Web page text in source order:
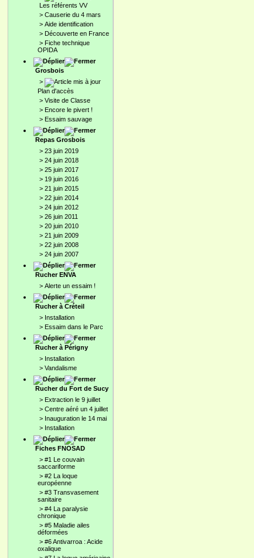
Les référents VV
> Causerie du 4 mars
> Aide identification
> Découverte en France
> Fiche technique
OPIDA
Grosbois
>
Plan d'accès
> Visite de Classe
> Encore le pivert !
> Essaim sauvage
Repas Grosbois
> 23 juin 2019
> 24 juin 2018
> 25 juin 2017
> 19 juin 2016
> 21 juin 2015
> 22 juin 2014
> 24 juin 2012
> 26 juin 2011
> 20 juin 2010
> 21 juin 2009
> 22 juin 2008
> 24 juin 2007
Rucher ENVA
> Alerte un essaim !
Rucher à Créteil
> Installation
> Essaim dans le Parc
Rucher à Périgny
> Installation
> Vandalisme
Rucher du Fort de Sucy
> Extraction le 9 juillet
> Centre aéré un 4 juillet
> Inauguration le 14 mai
> Installation
Fiches FNOSAD
> #1 Le couvain
saccariforme
> #2 La loque
européenne
> #3 Transvasement
sanitaire
> #4 La paralysie
chronique
> #5 Maladie ailes
déformées
> #6 Antivarroa : Acide
oxalique